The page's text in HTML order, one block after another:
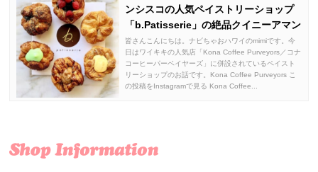
ンシスコの人気ペイストリーショップ
「b.Patisserie」の絶品クイニーアマン
皆さんこんにちは。ナビちゃおハワイのmimiです。今
日はワイキキの人気店「Kona Coffee Purveyors／コナ
コーヒーパーベイヤーズ」に併設されているペイスト
リーショップのお話です。Kona Coffee Purveyors こ
の投稿をInstagramで見る Kona Coffee...